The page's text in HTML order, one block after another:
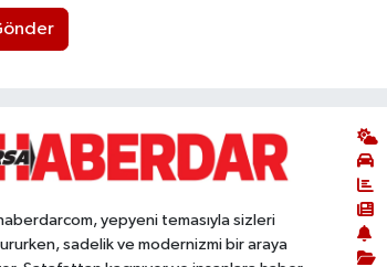
yepyeni temasıyla sizleri
sadelik ve modernizmi bir araya